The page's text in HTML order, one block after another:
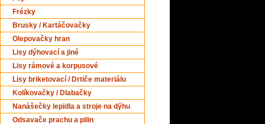
Frézky
Brusky / Kartáčovačky
Olepovačky hran
Lisy dýhovací a jiné
Lisy rámové a korpusové
Lisy briketovací / Drtiče materiálu
Kolíkovačky / Dlabačky
Nanášečky lepidla a stroje na dýhu
Odsavače prachu a pilin